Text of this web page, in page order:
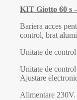
KIT Giotto 60 s
Bariera acces
control, brat
Unitate de
Unitate de
Ajustare
Alimentare 230V.